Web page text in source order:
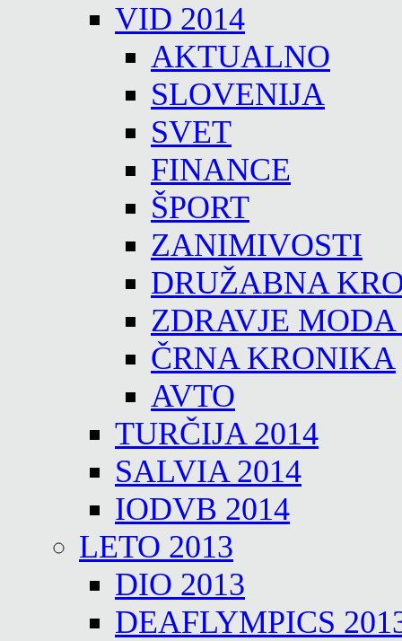
VID 2014
AKTUALNO
SLOVENIJA
SVET
FINANCE
ŠPORT
ZANIMIVOSTI
DRUŽABNA
ZDRAVJE
ČRNA KRONIKA
AVTO
TURČIJA 2014
SALVIA 2014
IODVB 2014
LETO 2013
DIO 2013
DEAFLYMPICS